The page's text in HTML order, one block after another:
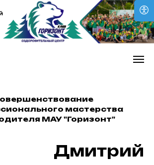
мастерства
МАУ "Горизонт"
Дмитрий